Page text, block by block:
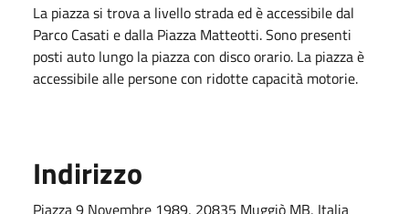
La piazza si trova a livello strada ed è accessibile dal
Parco Casati e dalla Piazza Matteotti. Sono presenti
posti auto lungo la piazza con disco orario. La piazza è
accessibile alle persone con ridotte capacità motorie.
Indirizzo
Piazza 9 Novembre 1989, 20835 Muggiò MB, Italia